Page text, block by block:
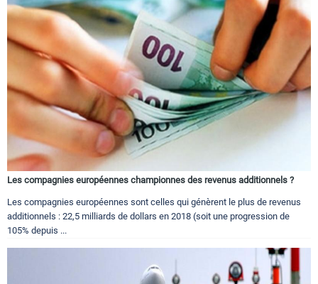
Les compagnies européennes championnes des revenus additionnels ?
Les compagnies européennes sont celles qui génèrent le plus de revenus
additionnels : 22,5 milliards de dollars en 2018 (soit une progression de
105% depuis ...